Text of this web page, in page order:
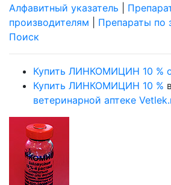
Алфавитный указатель
производителям
Препараты по
Поиск
Купить ЛИНКОМИЦИН 10 %
Купить ЛИНКОМИЦИН 10 %
ветеринарной аптеке